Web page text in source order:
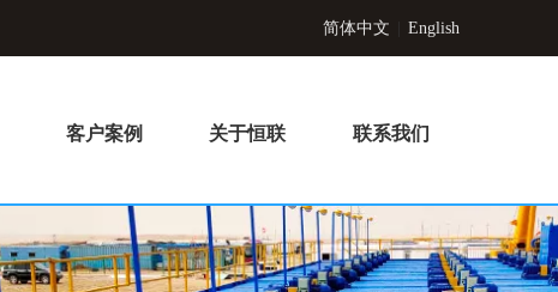
简体中文 English
客户案例 关于恒联 联系我们